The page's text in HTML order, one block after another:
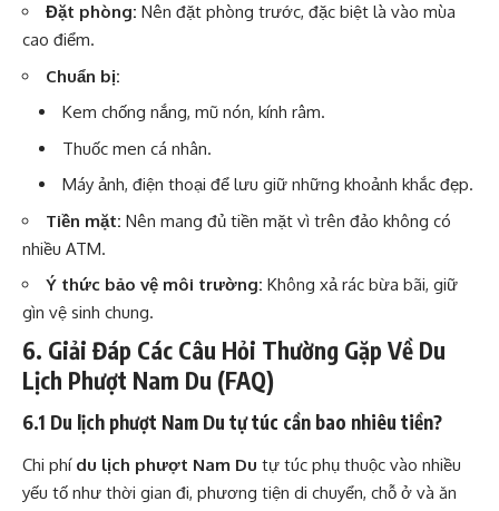
Đặt phòng: Nên đặt phòng trước, đặc biệt là vào mùa
cao điểm.
Chuẩn bị:
Kem chống nắng, mũ nón, kính râm.
Thuốc men cá nhân.
Máy ảnh, điện thoại để lưu giữ những khoảnh khắc đẹp.
Tiền mặt: Nên mang đủ tiền mặt vì trên đảo không có
nhiều ATM.
Ý thức bảo vệ môi trường: Không xả rác bừa bãi, giữ
gìn vệ sinh chung.
6. Giải Đáp Các Câu Hỏi Thường Gặp Về Du
Lịch Phượt Nam Du (FAQ)
6.1 Du lịch phượt Nam Du tự túc cần bao nhiêu tiền?
Chi phí du lịch phượt Nam Du tự túc phụ thuộc vào nhiều
yếu tố như thời gian đi, phương tiện di chuyển, chỗ ở và ăn